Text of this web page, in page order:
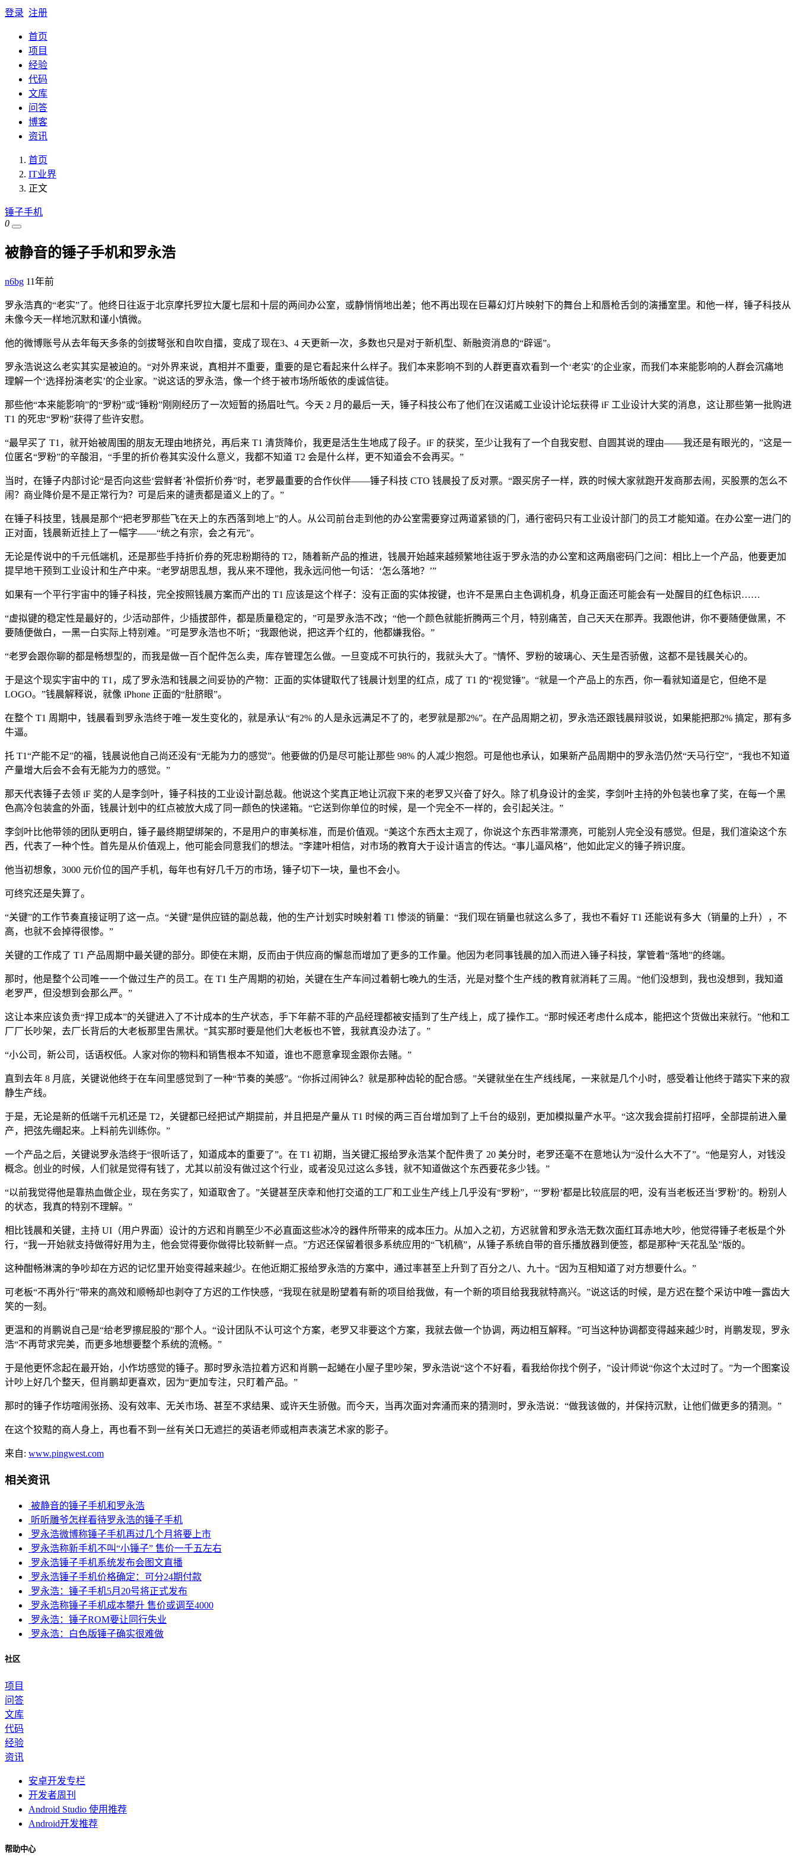
登录 注册
首页
项目
经验
代码
文库
问答
博客
资讯
首页
IT业界
正文
锤子手机
0
被静音的锤子手机和罗永浩
n6bg 11年前
罗永浩真的“老实”了。他终日往返于北京摩托罗拉大厦七层和十层的两间办公室，或静悄悄地出差；他不再出现在巨幕幻灯片映射下的舞台上和唇枪舌剑的演播室里。和他一样，锤子科技从
未像今天一样地沉默和谨小慎微。
他的微博账号从去年每天多条的剑拔弩张和自吹自擂，变成了现在3、4 天更新一次，多数也只是对于新机型、新融资消息的“辟谣”。
罗永浩说这么老实其实是被迫的。“对外界来说，真相并不重要，重要的是它看起来什么样子。我们本来影响不到的人群更喜欢看到一个‘老实’的企业家，而我们本来能影响的人群会沉痛地
理解一个‘选择扮演老实’的企业家。”说这话的罗永浩，像一个终于被市场所皈依的虔诚信徒。
那些他“本来能影响”的“罗粉”或“锤粉”刚刚经历了一次短暂的扬眉吐气。今天 2 月的最后一天，锤子科技公布了他们在汉诺威工业设计论坛获得 iF 工业设计大奖的消息，这让那些第一批购进
T1 的死忠“罗粉”获得了些许安慰。
“最早买了 T1，就开始被周围的朋友无理由地挤兑，再后来 T1 清货降价，我更是活生生地成了段子。iF 的获奖，至少让我有了一个自我安慰、自圆其说的理由——我还是有眼光的，”这是一
位匿名“罗粉”的辛酸泪，“手里的折价卷其实没什么意义，我都不知道 T2 会是什么样，更不知道会不会再买。”
当时，在锤子内部讨论“是否向这些‘尝鲜者’补偿折价券”时，老罗最重要的合作伙伴——锤子科技 CTO 钱晨投了反对票。“跟买房子一样，跌的时候大家就跑开发商那去闹，买股票的怎么不
闹？商业降价是不是正常行为？可是后来的谴责都是道义上的了。”
在锤子科技里，钱晨是那个“把老罗那些飞在天上的东西落到地上”的人。从公司前台走到他的办公室需要穿过两道紧锁的门，通行密码只有工业设计部门的员工才能知道。在办公室一进门的
正对面，钱晨新近挂上了一幅字——“统之有宗，会之有元”。
无论是传说中的千元低端机，还是那些手持折价券的死忠粉期待的 T2，随着新产品的推进，钱晨开始越来越频繁地往返于罗永浩的办公室和这两扇密码门之间：相比上一个产品，他要更加
提早地干预到工业设计和生产中来。“老罗胡思乱想，我从来不理他，我永远问他一句话：‘怎么落地？’”
如果有一个平行宇宙中的锤子科技，完全按照钱晨方案而产出的 T1 应该是这个样子：没有正面的实体按键，也许不是黑白主色调机身，机身正面还可能会有一处醒目的红色标识……
“虚拟键的稳定性是最好的，少活动部件，少插拔部件，都是质量稳定的，”可是罗永浩不改；“他一个颜色就能折腾两三个月，特别痛苦，自己天天在那弄。我跟他讲，你不要随便做黑，不
要随便做白，一黑一白实际上特别难。”可是罗永浩也不听；“我跟他说，把这弄个红的，他都嫌我俗。”
“老罗会跟你聊的都是畅想型的，而我是做一百个配件怎么卖，库存管理怎么做。一旦变成不可执行的，我就头大了。”情怀、罗粉的玻璃心、天生是否骄傲，这都不是钱晨关心的。
于是这个现实宇宙中的 T1，成了罗永浩和钱晨之间妥协的产物：正面的实体键取代了钱晨计划里的红点，成了 T1 的“视觉锤”。“就是一个产品上的东西，你一看就知道是它，但绝不是
LOGO。”钱晨解释说，就像 iPhone 正面的“肚脐眼”。
在整个 T1 周期中，钱晨看到罗永浩终于唯一发生变化的，就是承认“有2% 的人是永远满足不了的，老罗就是那2%”。在产品周期之初，罗永浩还跟钱晨辩驳说，如果能把那2% 搞定，那有多
牛逼。
托 T1“产能不足”的福，钱晨说他自己尚还没有“无能为力的感觉”。他要做的仍是尽可能让那些 98% 的人减少抱怨。可是他也承认，如果新产品周期中的罗永浩仍然“天马行空”，“我也不知道
产量增大后会不会有无能为力的感觉。”
那天代表锤子去领 iF 奖的人是李剑叶，锤子科技的工业设计副总裁。他说这个奖真正地让沉寂下来的老罗又兴奋了好久。除了机身设计的金奖，李剑叶主持的外包装也拿了奖，在每一个黑
色高冷包装盒的外面，钱晨计划中的红点被放大成了同一颜色的快递箱。“它送到你单位的时候，是一个完全不一样的，会引起关注。”
李剑叶比他带领的团队更明白，锤子最终期望绑架的，不是用户的审美标准，而是价值观。“美这个东西太主观了，你说这个东西非常漂亮，可能别人完全没有感觉。但是，我们渲染这个东
西，代表了一种个性。首先是从价值观上，他可能会同意我们的想法。”李建叶相信，对市场的教育大于设计语言的传达。“事儿逼风格”，他如此定义的锤子辨识度。
他当初想象，3000 元价位的国产手机，每年也有好几千万的市场，锤子切下一块，量也不会小。
可终究还是失算了。
“关键”的工作节奏直接证明了这一点。“关键”是供应链的副总裁，他的生产计划实时映射着 T1 惨淡的销量：“我们现在销量也就这么多了，我也不看好 T1 还能说有多大（销量的上升），不
高，也就不会掉得很惨。”
关键的工作成了 T1 产品周期中最关键的部分。即使在末期，反而由于供应商的懈怠而增加了更多的工作量。他因为老同事钱晨的加入而进入锤子科技，掌管着“落地”的终端。
那时，他是整个公司唯一一个做过生产的员工。在 T1 生产周期的初始，关键在生产车间过着朝七晚九的生活，光是对整个生产线的教育就消耗了三周。“他们没想到，我也没想到，我知道
老罗严，但没想到会那么严。”
这让本来应该负责“捍卫成本”的关键进入了不计成本的生产状态，手下年薪不菲的产品经理都被安插到了生产线上，成了操作工。“那时候还考虑什么成本，能把这个货做出来就行。”他和工
厂厂长吵架，去厂长背后的大老板那里告黑状。“其实那时要是他们大老板也不管，我就真没办法了。”
“小公司，新公司，话语权低。人家对你的物料和销售根本不知道，谁也不愿意拿现金跟你去赌。”
直到去年 8 月底，关键说他终于在车间里感觉到了一种“节奏的美感”。“你拆过闹钟么？就是那种齿轮的配合感。”关键就坐在生产线线尾，一来就是几个小时，感受着让他终于踏实下来的寂
静生产线。
于是，无论是新的低端千元机还是 T2，关键都已经把试产期提前，并且把是产量从 T1 时候的两三百台增加到了上千台的级别，更加模拟量产水平。“这次我会提前打招呼，全部提前进入量
产，把弦先绷起来。上料前先训练你。”
一个产品之后，关键说罗永浩终于“很听话了，知道成本的重要了”。在 T1 初期，当关键汇报给罗永浩某个配件贵了 20 美分时，老罗还毫不在意地认为“没什么大不了”。“他是穷人，对钱没
概念。创业的时候，人们就是觉得有钱了，尤其以前没有做过这个行业，或者没见过这么多钱，就不知道做这个东西要花多少钱。”
“以前我觉得他是靠热血做企业，现在务实了，知道取舍了。”关键甚至庆幸和他打交道的工厂和工业生产线上几乎没有“罗粉”，“‘罗粉’都是比较底层的吧，没有当老板还当‘罗粉’的。粉别人
的状态，我真的特别不理解。”
相比钱晨和关键，主持 UI（用户界面）设计的方迟和肖鹏至少不必直面这些冰冷的器件所带来的成本压力。从加入之初，方迟就曾和罗永浩无数次面红耳赤地大吵，他觉得锤子老板是个外
行，“我一开始就支持做得好用为主，他会觉得要你做得比较新鲜一点。”方迟还保留着很多系统应用的“飞机稿”，从锤子系统自带的音乐播放器到便签，都是那种“天花乱坠”版的。
这种酣畅淋漓的争吵却在方迟的记忆里开始变得越来越少。在他近期汇报给罗永浩的方案中，通过率甚至上升到了百分之八、九十。“因为互相知道了对方想要什么。”
可老板“不再外行”带来的高效和顺畅却也剥夺了方迟的工作快感，“我现在就是盼望着有新的项目给我做，有一个新的项目给我我就特高兴。”说这话的时候，是方迟在整个采访中唯一露齿大
笑的一刻。
更温和的肖鹏说自己是“给老罗擦屁股的”那个人。“设计团队不认可这个方案，老罗又非要这个方案，我就去做一个协调，两边相互解释。”可当这种协调都变得越来越少时，肖鹏发现，罗永
浩“不再苛求完美，而更多地想要整个系统的流畅。”
于是他更怀念起在最开始，小作坊感觉的锤子。那时罗永浩拉着方迟和肖鹏一起蜷在小屋子里吵架，罗永浩说“这个不好看，看我给你找个例子，”设计师说“你这个太过时了。”为一个图案设
计吵上好几个整天，但肖鹏却更喜欢，因为“更加专注，只盯着产品。”
那时的锤子作坊喧闹张扬、没有效率、无关市场、甚至不求结果、或许天生骄傲。而今天，当再次面对奔涌而来的猜测时，罗永浩说：“做我该做的，并保持沉默，让他们做更多的猜测。”
在这个狡黠的商人身上，再也看不到一丝有关口无遮拦的英语老师或相声表演艺术家的影子。
来自: www.pingwest.com
相关资讯
被静音的锤子手机和罗永浩
听听雕爷怎样看待罗永浩的锤子手机
罗永浩微博称锤子手机再过几个月将要上市
罗永浩称新手机不叫“小锤子” 售价一千五左右
罗永浩锤子手机系统发布会图文直播
罗永浩锤子手机价格确定：可分24期付款
罗永浩：锤子手机5月20号将正式发布
罗永浩称锤子手机成本攀升 售价或调至4000
罗永浩：锤子ROM要让同行失业
罗永浩：白色版锤子确实很难做
社区
项目
问答
文库
代码
经验
资讯
安卓开发专栏
开发者周刊
Android Studio 使用推荐
Android开发推荐
帮助中心